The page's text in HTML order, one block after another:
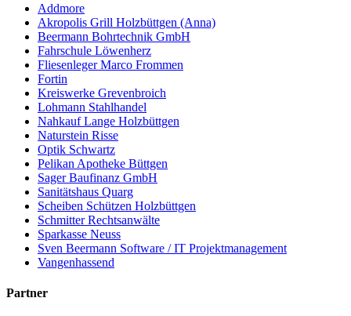
Addmore
Akropolis Grill Holzbüttgen (Anna)
Beermann Bohrtechnik GmbH
Fahrschule Löwenherz
Fliesenleger Marco Frommen
Fortin
Kreiswerke Grevenbroich
Lohmann Stahlhandel
Nahkauf Lange Holzbüttgen
Naturstein Risse
Optik Schwartz
Pelikan Apotheke Büttgen
Sager Baufinanz GmbH
Sanitätshaus Quarg
Scheiben Schützen Holzbüttgen
Schmitter Rechtsanwälte
Sparkasse Neuss
Sven Beermann Software / IT Projektmanagement
Vangenhassend
Partner